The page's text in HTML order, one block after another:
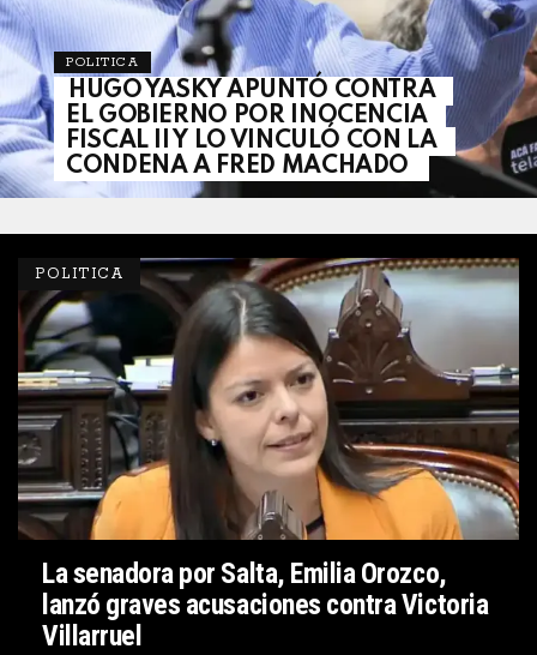
POLITICA
HUGO YASKY APUNTÓ CONTRA
EL GOBIERNO POR INOCENCIA
FISCAL II Y LO VINCULÓ CON LA
CONDENA A FRED MACHADO
POLITICA
La senadora por Salta, Emilia Orozco,
lanzó graves acusaciones contra Victoria
Villarruel